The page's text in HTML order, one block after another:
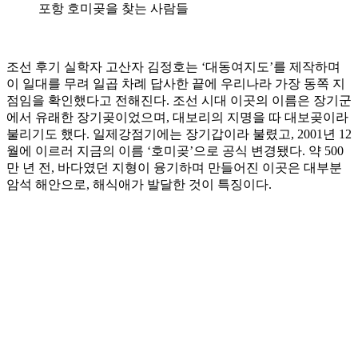
포항 호미곶을 찾는 사람들
조선 후기 실학자 고산자 김정호는 ‘대동여지도’를 제작하며
이 일대를 무려 일곱 차례 답사한 끝에 우리나라 가장 동쪽 지
점임을 확인했다고 전해진다. 조선 시대 이곳의 이름은 장기군
에서 유래한 장기곶이었으며, 대보리의 지명을 따 대보곶이라
불리기도 했다. 일제강점기에는 장기갑이라 불렸고, 2001년 12
월에 이르러 지금의 이름 ‘호미곶’으로 공식 변경됐다. 약 500
만 년 전, 바다였던 지형이 융기하며 만들어진 이곳은 대부분
암석 해안으로, 해식애가 발달한 것이 특징이다.